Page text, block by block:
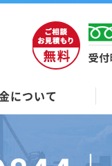
について